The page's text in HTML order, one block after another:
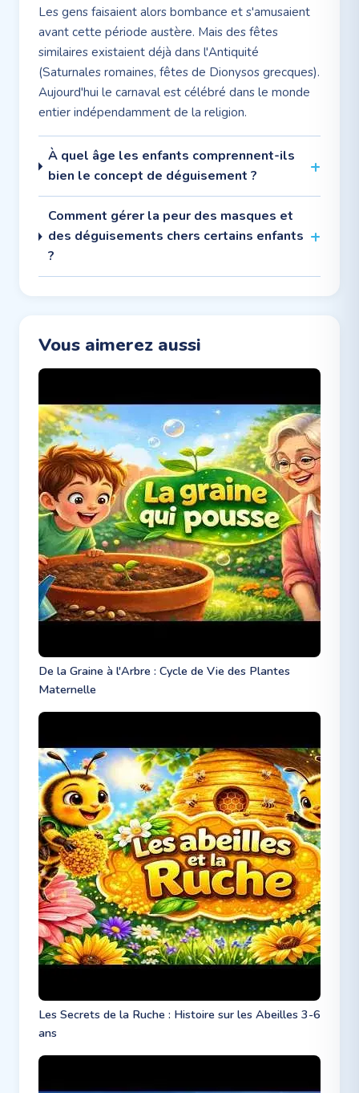
Les gens faisaient alors bombance et s'amusaient
avant cette période austère. Mais des fêtes
similaires existaient déjà dans l'Antiquité
(Saturnales romaines, fêtes de Dionysos grecques).
Aujourd'hui le carnaval est célébré dans le monde
entier indépendamment de la religion.
À quel âge les enfants comprennent-ils
bien le concept de déguisement ?
Comment gérer la peur des masques et
des déguisements chers certains enfants
?
Vous aimerez aussi
De la Graine à l'Arbre : Cycle de Vie des Plantes
Maternelle
Les Secrets de la Ruche : Histoire sur les Abeilles 3-6
ans